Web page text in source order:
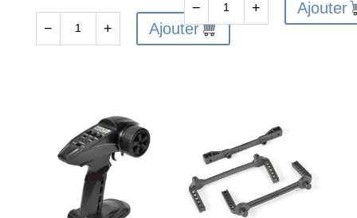
REAR
DRIVESHAFTS
− + Ajouter
de
− + Ajouter